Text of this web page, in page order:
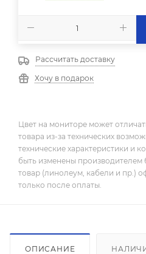
Рассчитать доставку
Хочу в подарок
Цвет на мониторе может
товара из-за технических
технические характеристики и
быть изменены
товар (линолеум, кабели и пр.)
только после оплаты.
ОПИСАНИЕ